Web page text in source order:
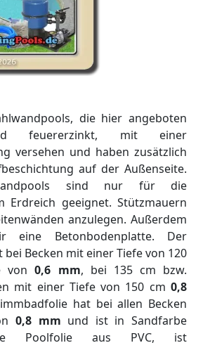
die hier angeboten
feuererzinkt, mit einer
versehen und haben zusätzlich
auf der Außenseite.
sind nur für die
Erdreich geeignet. Stützmauern
anzulegen. Außerdem
eine Betonbodenplatte. Der
Becken mit einer Tiefe von 120
von0,6 mm, bei 135 cm bzw.
mit einer Tiefe von 150 cm 0,8
hat bei allen Becken
0,8 mm und ist in Sandfarbe
Poolfolie aus PVC, ist